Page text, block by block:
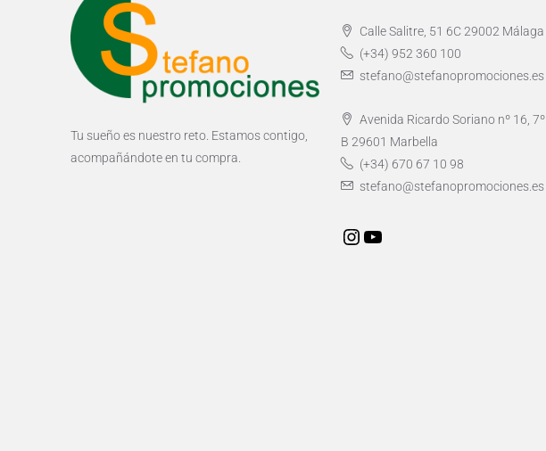
Tu sueño es nuestro reto. Estamos contigo,
acompañándote en tu compra.
Calle Salitre, 51 6C 29002 Málaga
(+34) 952 360 100
stefano@stefanopromociones.es
Avenida Ricardo Soriano nº 16, 7º
B 29601 Marbella
(+34) 670 67 10 98
stefano@stefanopromociones.es